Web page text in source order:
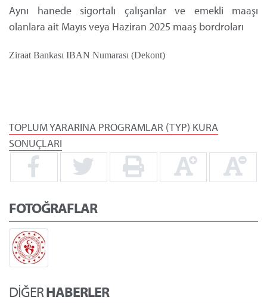
Aynı hanede sigortalı çalışanlar ve emekli maaşı
olanlara ait Mayıs veya Haziran 2025 maaş bordroları
Ziraat Bankası IBAN Numarası (Dekont)
TOPLUM YARARINA PROGRAMLAR (TYP) KURA
SONUÇLARI
FOTOĞRAFLAR
DİĞERHABERLER